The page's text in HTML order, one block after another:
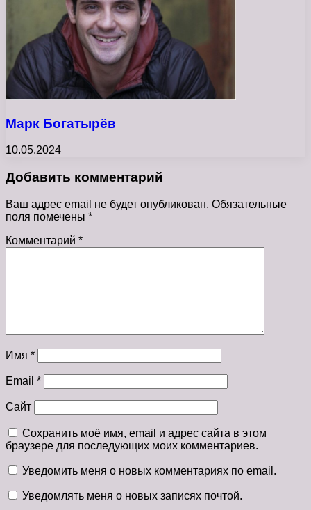
Марк Богатырёв
10.05.2024
Добавить комментарий
Ваш адрес email не будет опубликован. Обязательные
поля помечены *
Комментарий *
Имя *
Email *
Сайт
Сохранить моё имя, email и адрес сайта в этом
браузере для последующих моих комментариев.
Уведомить меня о новых комментариях по email.
Уведомлять меня о новых записях почтой.